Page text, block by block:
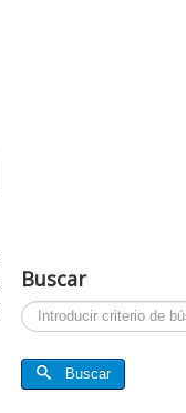
Buscar
Buscar...
Buscar